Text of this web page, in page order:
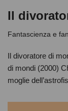
Il
Fantascienza e
Il divoratore di
di mondi (2000)
moglie